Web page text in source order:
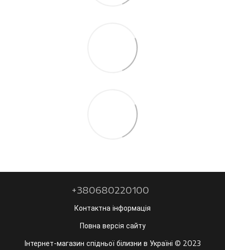
+380680220100
Контактна інформація
Повна версія сайту
Інтернет-магазин спідньої білизни в Україні © 2023